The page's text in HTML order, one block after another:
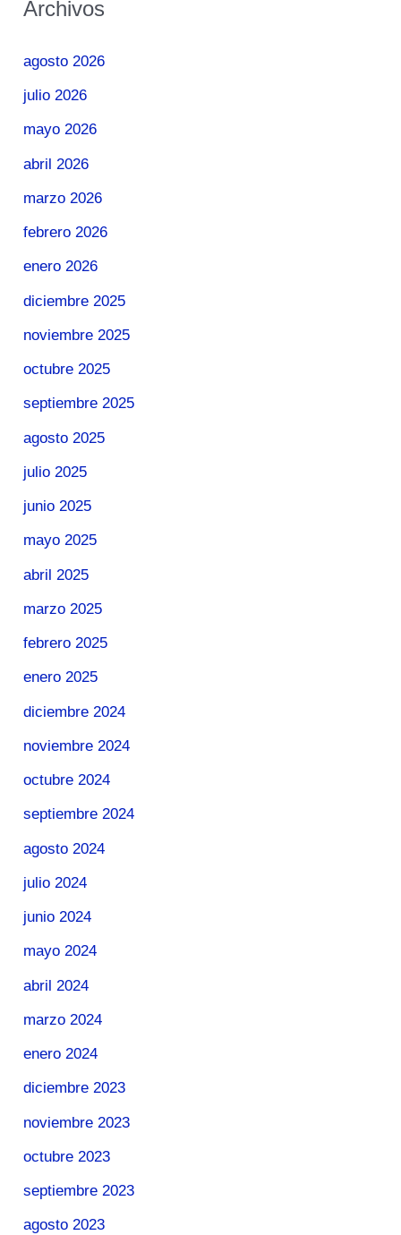
Archivos
agosto 2026
julio 2026
mayo 2026
abril 2026
marzo 2026
febrero 2026
enero 2026
diciembre 2025
noviembre 2025
octubre 2025
septiembre 2025
agosto 2025
julio 2025
junio 2025
mayo 2025
abril 2025
marzo 2025
febrero 2025
enero 2025
diciembre 2024
noviembre 2024
octubre 2024
septiembre 2024
agosto 2024
julio 2024
junio 2024
mayo 2024
abril 2024
marzo 2024
enero 2024
diciembre 2023
noviembre 2023
octubre 2023
septiembre 2023
agosto 2023